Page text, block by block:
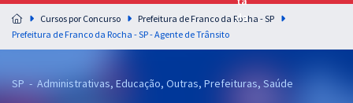
Preparação completa e intensiva para as principais
residências em saúde do Brasil
Cursos por Concurso
Prefeitura de Franco da Rocha - SP
Prefeitura de Franco da Rocha - SP - Agente de Trânsito
SP - Administrativas, Educação, Outras, Prefeituras, Saúde